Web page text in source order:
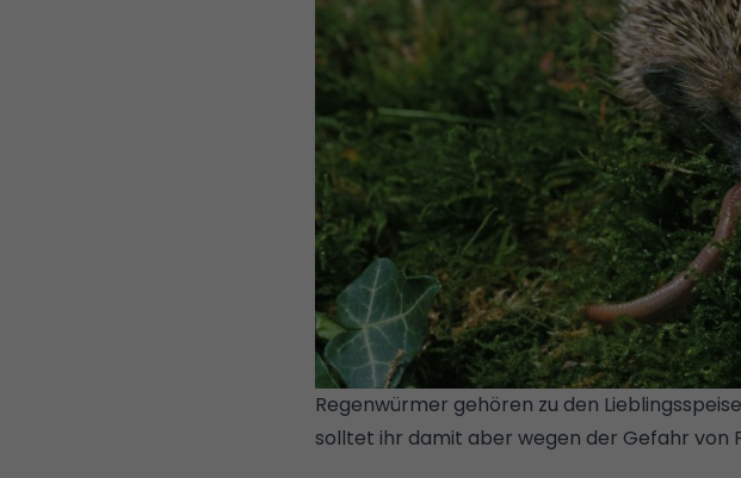
Regenwürmer gehören zu den
solltet ihr damit aber wegen der Gefahr von